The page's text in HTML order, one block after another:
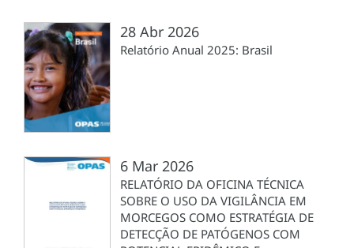
28 Abr 2026
Relatório Anual 2025: Brasil
6 Mar 2026
RELATÓRIO DA OFICINA TÉCNICA
SOBRE O USO DA VIGILÂNCIA EM
MORCEGOS COMO ESTRATÉGIA DE
DETECÇÃO DE PATÓGENOS COM